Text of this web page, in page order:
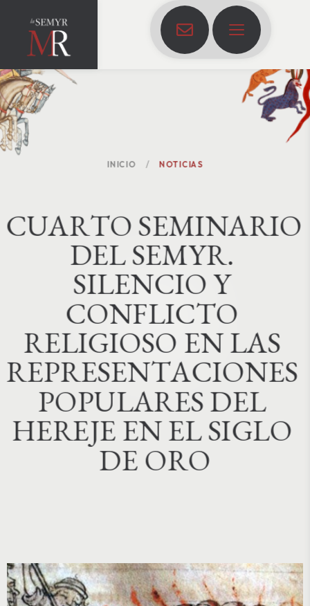
INICIO NOTICIAS
CUARTOSEMINARIO
DELSEMYR.
SILENCIOY
CONFLICTO
RELIGIOSO ENLAS
REPRESENTACIONES
POPULARESDEL
HEREJEENELSIGLO
DEORO